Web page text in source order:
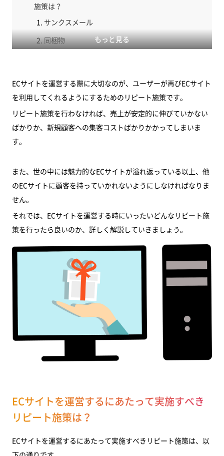
もっと見る
施策は？
サンクスメール
同梱物
リピート施策として準備しておくべきツール
会員登録機能
メルマガ
まとめ
ECサイトを運営する際に大切なのが、ユーザーが再びECサイト
を利用してくれるようにするためのリピート施策です。
リピート施策を行わなければ、売上が安定的に伸びていかない
ばかりか、新規顧客への集客コストばかりかかってしまいま
す。
また、世の中には魅力的なECサイトが溢れ返っている以上、他
のECサイトに顧客を持っていかれないようにしなければなりま
せん。
それでは、ECサイトを運営する時にいったいどんなリピート施
策を行ったら良いのか、詳しく解説していきましょう。
ECサイトを運営するにあたって実施すべき
リピート施策は？
ECサイトを運営するにあたって実施すべきリピート施策は、以